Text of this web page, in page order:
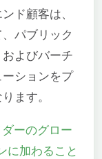
ド顧客は、
パブリック
よびバーチ
ションをプ
ます。
ーのグロー
に加わること